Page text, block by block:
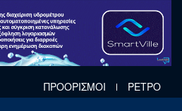
ΠΡΟΟΡΙΣΜΟΙ ΡΕΤΡΟ